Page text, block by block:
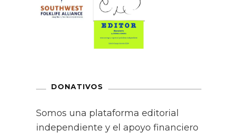
DONATIVOS
Somos una plataforma editorial
independiente y el apoyo financiero